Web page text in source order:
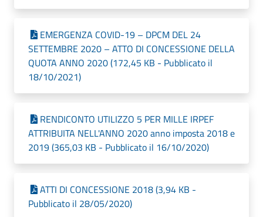
EMERGENZA COVID-19 – DPCM DEL 24
SETTEMBRE 2020 – ATTO DI CONCESSIONE DELLA
QUOTA ANNO 2020 (172,45 KB - Pubblicato il
18/10/2021)
RENDICONTO UTILIZZO 5 PER MILLE IRPEF
ATTRIBUITA NELL'ANNO 2020 anno imposta 2018 e
2019 (365,03 KB - Pubblicato il 16/10/2020)
ATTI DI CONCESSIONE 2018 (3,94 KB -
Pubblicato il 28/05/2020)